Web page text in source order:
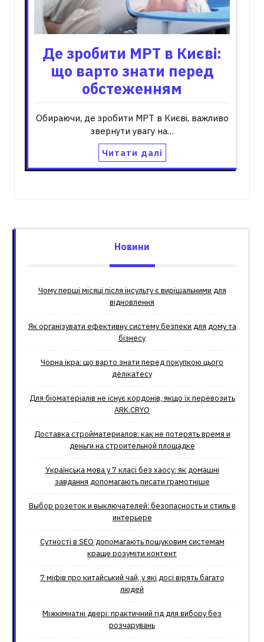
Де зробити МРТ в Києві:
що варто знати перед
обстеженням
Обираючи, де зробити МРТ в Києві, важливо
звернути увагу на…
Читати далі
Новини
Чому перші місяці після інсульту є вирішальними для
відновлення
Як організувати ефективну систему безпеки для дому та
бізнесу
Чорна ікра: що варто знати перед покупкою цього
делікатесу
Для біоматеріалів не існує кордонів, якщо їх перевозить
ARK.CRYO
Доставка стройматериалов: как не потерять время и
деньги на строительной площадке
Українська мова у 7 класі без хаосу: як домашні
завдання допомагають писати грамотніше
Выбор розеток и выключателей: безопасность и стиль в
интерьере
Сутності в SEO допомагають пошуковим системам
краще розуміти контент
7 міфів про китайський чай, у які досі вірять багато
людей
Міжкімнатні двері: практичний гід для вибору без
розчарувань